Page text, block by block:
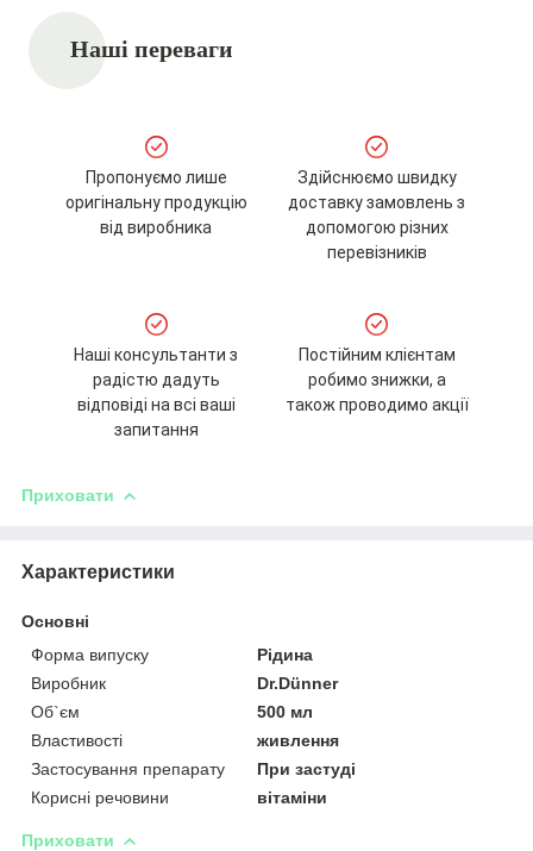
Наші переваги
Пропонуємо лише
оригінальну продукцію
від виробника
Здійснюємо швидку
доставку замовлень з
допомогою різних
перевізників
Наші консультанти з
радістю дадуть
відповіді на всі ваші
запитання
Постійним клієнтам
робимо знижки, а
також проводимо акції
Приховати
Характеристики
Основні
Форма випуску
Рідина
Виробник
Dr.Dünner
Об`єм
500 мл
Властивості
живлення
Застосування препарату
При застуді
Корисні речовини
вітаміни
Приховати